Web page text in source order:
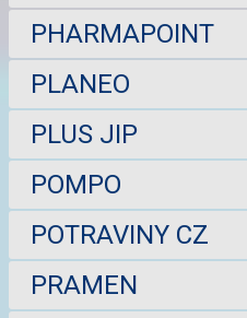
PHARMAPOINT
PLANEO
PLUS JIP
POMPO
POTRAVINY CZ
PRAMEN